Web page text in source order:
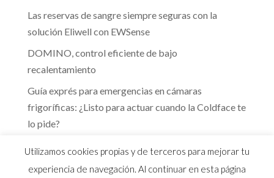
Las reservas de sangre siempre seguras con la
solución Eliwell con EWSense
DOMINO, control eficiente de bajo
recalentamiento
Guía exprés para emergencias en cámaras
frigoríficas: ¿Listo para actuar cuando la Coldface te
lo pide?
Utilizamos cookies propias y de terceros para mejorar tu
experiencia de navegación. Al continuar en esta página